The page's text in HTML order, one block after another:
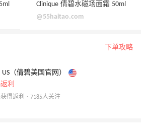
Clinique 倩碧水磁场面霜 50ml
@55haitao.com
下单攻略
US（倩碧美国官网）
利
得返利 · 7185人关注